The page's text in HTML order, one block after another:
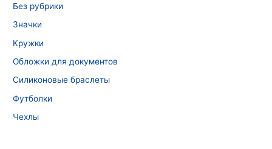
Без рубрики
Значки
Кружки
Обложки для документов
Силиконовые браслеты
Футболки
Чехлы